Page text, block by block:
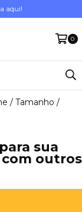
aqui!
0
/ Tamanho /
sua
outros